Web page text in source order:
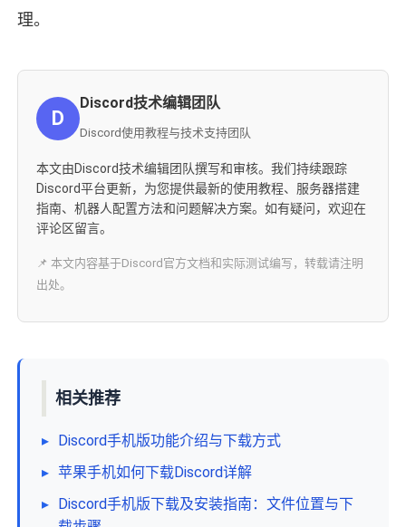
理。
D
Discord技术编辑团队
Discord使用教程与技术支持团队
本文由Discord技术编辑团队撰写和审核。我们持续跟踪
Discord平台更新，为您提供最新的使用教程、服务器搭建
指南、机器人配置方法和问题解决方案。如有疑问，欢迎在
评论区留言。
📌 本文内容基于Discord官方文档和实际测试编写，转载请注明
出处。
相关推荐
▸ Discord手机版功能介绍与下载方式
▸ 苹果手机如何下载Discord详解
▸ Discord手机版下载及安装指南：文件位置与下